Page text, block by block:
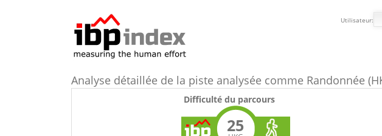
Utilisateur:
Analyse détaillée de la piste analysée comme Randonnée
Difficulté du parcours
25